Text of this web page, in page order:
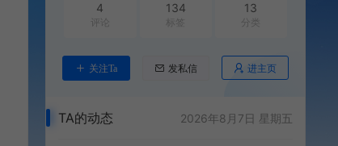
4
评论
134
标签
13
分类
关注Ta 发私信 进主页
TA的动态 2026年8月7日 星期五